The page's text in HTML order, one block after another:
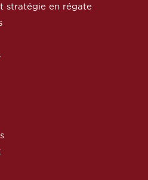
stratégie en régate